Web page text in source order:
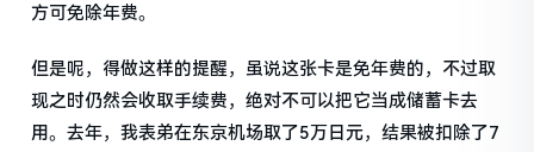
方可免除年费。
但是呢，得做这样的提醒，虽说这张卡是免年费的，不过取
现之时仍然会收取手续费，绝对不可以把它当成储蓄卡去
用。去年，我表弟在东京机场取了5万日元，结果被扣除了7